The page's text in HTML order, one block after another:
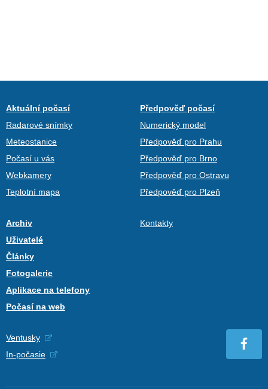
Aktuální počasí
Radarové snímky
Meteostanice
Počasí u vás
Webkamery
Teplotní mapa
Předpověď počasí
Numerický model
Předpověď pro Prahu
Předpověď pro Brno
Předpověď pro Ostravu
Předpověď pro Plzeň
Archiv
Uživatelé
Články
Fotogalerie
Aplikace na telefony
Počasí na web
Kontakty
Ventusky
In-počasie